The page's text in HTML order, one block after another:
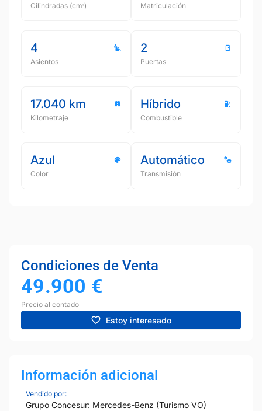
Cilindradas (cmᵌ) Matriculación
4
Asientos
2
Puertas
17.040 km
Kilometraje
Híbrido
Combustible
Azul
Color
Automático
Transmisión
Condiciones de Venta
49.900 €
Precio al contado
Estoy interesado
Información adicional
Vendido por:
Grupo Concesur: Mercedes-Benz (Turismo VO)